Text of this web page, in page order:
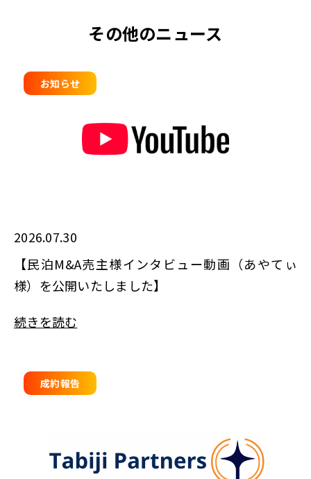
その他のニュース
お知らせ
2026.07.30
【民泊M&A売主様インタビュー動画（あやてぃ
様）を公開いたしました】
続きを読む
成約報告